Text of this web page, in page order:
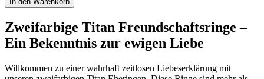
Roségold
Menge
Zweifarbige Titan Freundschaftsringe –
Ein Bekenntnis zur ewigen Liebe
Willkommen zu einer wahrhaft zeitlosen Liebeserklärung mit